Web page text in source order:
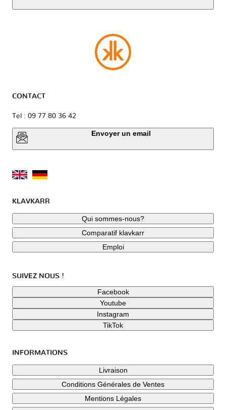
CONTACT
Tel : 09 77 80 36 42
Envoyer un email
KLAVKARR
Qui sommes-nous?
Comparatif klavkarr
Emploi
SUIVEZ NOUS !
Facebook
Youtube
Instagram
TikTok
INFORMATIONS
Livraison
Conditions Générales de Ventes
Mentions Légales